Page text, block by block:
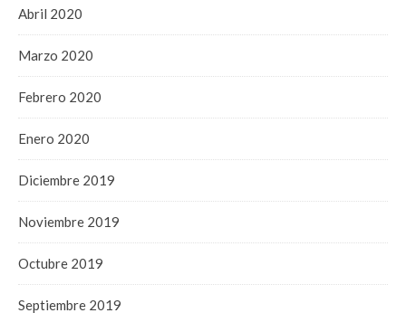
Abril 2020
Marzo 2020
Febrero 2020
Enero 2020
Diciembre 2019
Noviembre 2019
Octubre 2019
Septiembre 2019